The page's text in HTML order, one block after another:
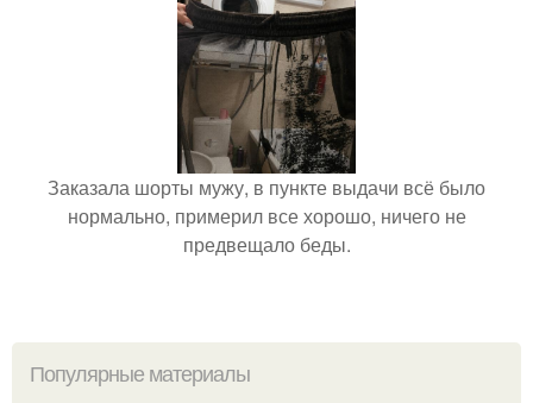
Заказала шорты мужу, в пункте выдачи всё было
нормально, примерил все хорошо, ничего не
предвещало беды.
Популярные материалы